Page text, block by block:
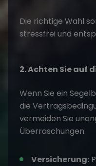
Die richtige Wahl
stressfrei und
2. Achten Sie auf
Wenn Sie ein
die
vermeiden Sie
Überraschungen:
Versicherung: